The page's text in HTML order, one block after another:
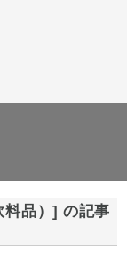
料品）] の記事